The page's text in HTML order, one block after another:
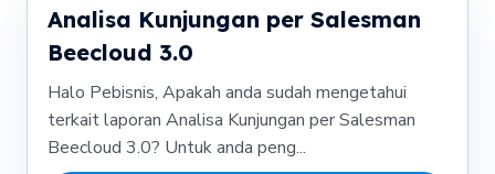
Analisa Kunjungan per Salesman
Beecloud 3.0
Halo Pebisnis, Apakah anda sudah mengetahui
terkait laporan Analisa Kunjungan per Salesman
Beecloud 3.0? Untuk anda peng...